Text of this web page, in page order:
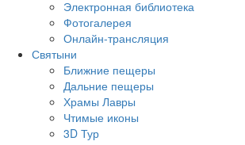
Электронная библиотека
Фотогалерея
Онлайн-трансляция
Святыни
Ближние пещеры
Дальние пещеры
Храмы Лавры
Чтимые иконы
3D Тур